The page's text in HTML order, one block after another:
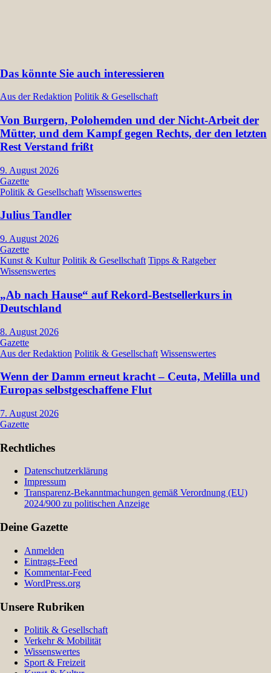
Das könnte Sie auch interessieren
Aus der Redaktion Politik & Gesellschaft
Von Burgern, Polohemden und der Nicht-Arbeit der
Mütter, und dem Kampf gegen Rechts, der den letzten
Rest Verstand frißt
9. August 2026
Gazette
Politik & Gesellschaft Wissenswertes
Julius Tandler
9. August 2026
Gazette
Kunst & Kultur Politik & Gesellschaft Tipps & Ratgeber
Wissenswertes
„Ab nach Hause“ auf Rekord-Bestsellerkurs in
Deutschland
8. August 2026
Gazette
Aus der Redaktion Politik & Gesellschaft Wissenswertes
Wenn der Damm erneut kracht – Ceuta, Melilla und
Europas selbstgeschaffene Flut
7. August 2026
Gazette
Rechtliches
Datenschutzerklärung
Impressum
Transparenz-Bekanntmachungen gemäß Verordnung (EU)
2024/900 zu politischen Anzeige
Deine Gazette
Anmelden
Eintrags-Feed
Kommentar-Feed
WordPress.org
Unsere Rubriken
Politik & Gesellschaft
Verkehr & Mobilität
Wissenswertes
Sport & Freizeit